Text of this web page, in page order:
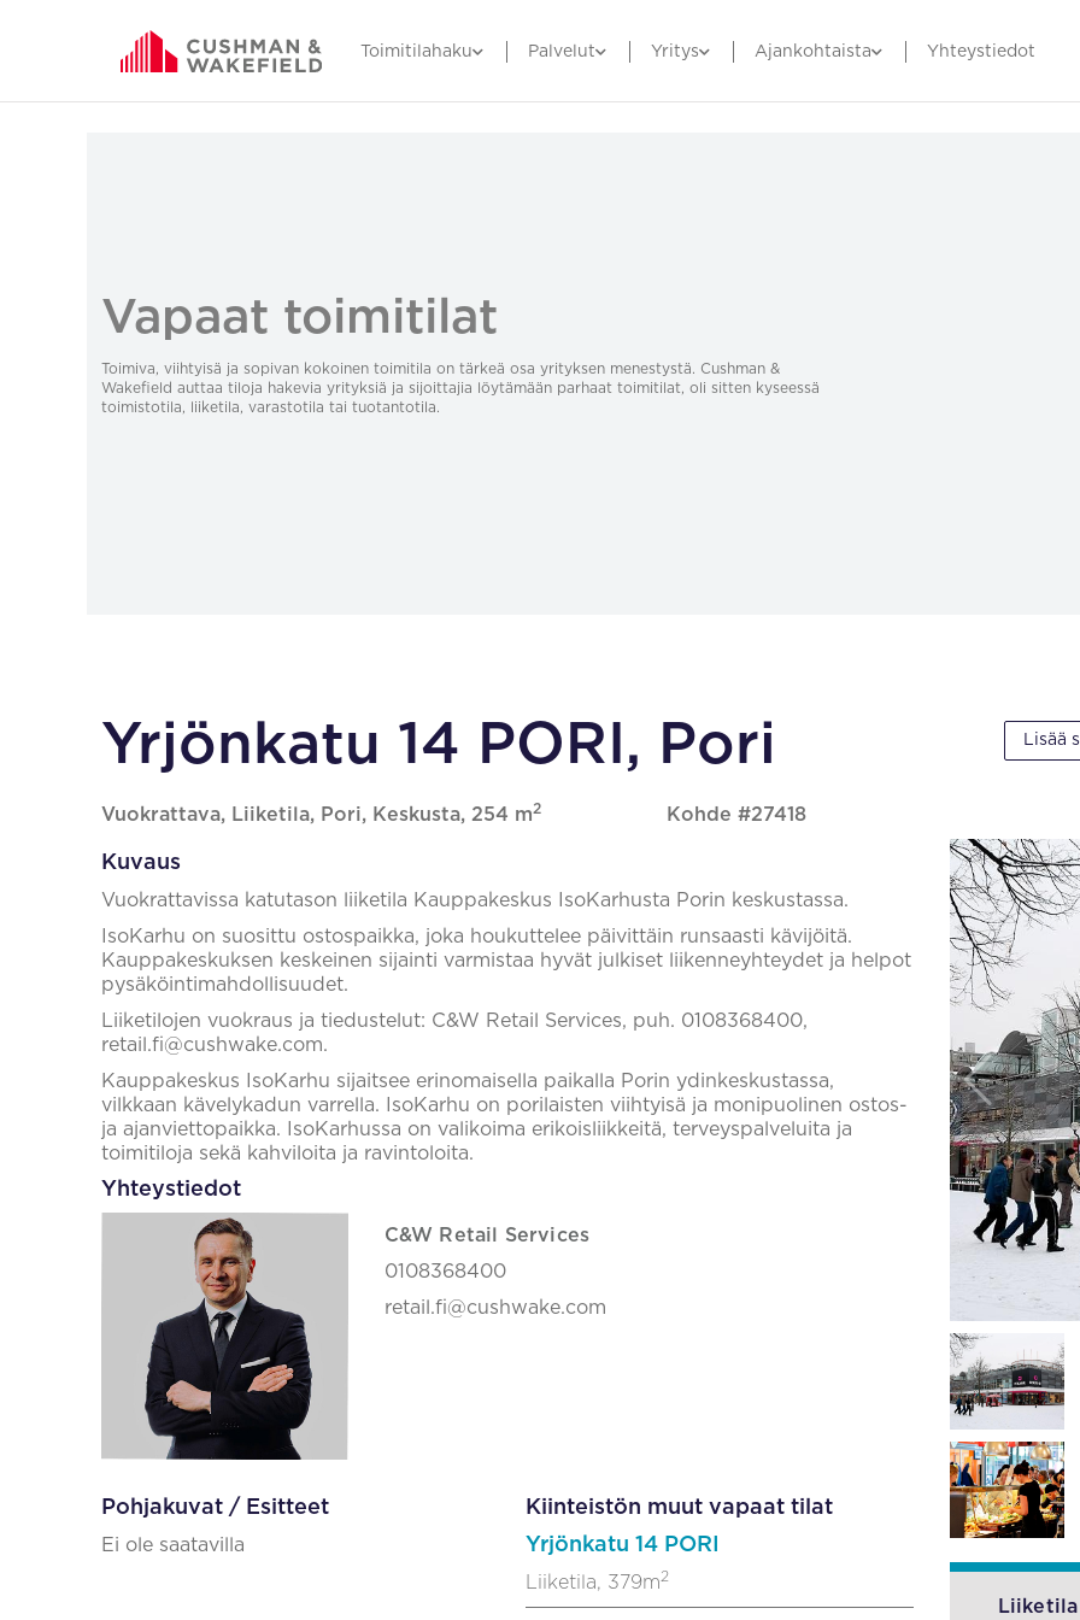
Toimitilahaku Palvelut Yritys Ajankohtaista Yhteystiedot
Vapaat toimitilat
Toimiva, viihtyisä ja sopivan kokoinen toimitila on tärkeä osa yrityksen menestystä. Cushman &
Wakefield auttaa tiloja hakevia yrityksiä ja sijoittajia löytämään parhaat toimitilat, oli sitten kyseessä
toimistotila, liiketila, varastotila tai tuotantotila.
Yrjönkatu 14 PORI, Pori
Vuokrattava, Liiketila, Pori, Keskusta, 254 m2 Kohde #27418
Lisää
Kuvaus
Vuokrattavissa katutason liiketila Kauppakeskus IsoKarhusta Porin keskustassa.
IsoKarhu on suosittu ostospaikka, joka houkuttelee päivittäin runsaasti kävijöitä.
Kauppakeskuksen keskeinen sijainti varmistaa hyvät julkiset liikenneyhteydet ja helpot
pysäköintimahdollisuudet.
Liiketilojen vuokraus ja tiedustelut: C&W Retail Services, puh. 0108368400,
retail.fi@cushwake.com.
Kauppakeskus IsoKarhu sijaitsee erinomaisella paikalla Porin ydinkeskustassa,
vilkkaan kävelykadun varrella. IsoKarhu on porilaisten viihtyisä ja monipuolinen ostos-
ja ajanviettopaikka. IsoKarhussa on valikoima erikoisliikkeitä, terveyspalveluita ja
toimitiloja sekä kahviloita ja ravintoloita.
Yhteystiedot
C&W Retail Services
0108368400
retail.fi@cushwake.com
Pohjakuvat / Esitteet
Ei ole saatavilla
Kiinteistön muut vapaat tilat
Yrjönkatu 14 PORI
Liiketila, 379m2
Liiketila